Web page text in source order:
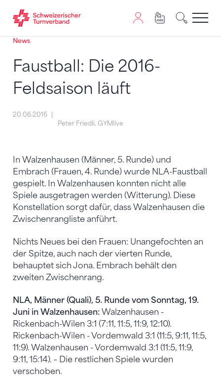
Zum Inhalt springen
Zur Sitemap navigieren
Zum Navigieren dieser Seite wird JavaScript benötigt.
News
Faustball: Die 2016-
Feldsaison läuft
20.06.2016
Peter Friedli, GYMlive
In Walzenhausen (Männer, 5. Runde) und
Embrach (Frauen, 4. Runde) wurde NLA-Faustball
gespielt. In Walzenhausen konnten nicht alle
Spiele ausgetragen werden (Witterung). Diese
Konstellation sorgt dafür, dass Walzenhausen die
Zwischenrangliste anführt.
Nichts Neues bei den Frauen: Unangefochten an
der Spitze, auch nach der vierten Runde,
behauptet sich Jona. Embrach behält den
zweiten Zwischenrang.
NLA, Männer (Quali), 5. Runde vom Sonntag, 19.
Juni in Walzenhausen: Walzenhausen -
Rickenbach-Wilen 3:1 (7:11, 11:5, 11:9, 12:10).
Rickenbach-Wilen - Vordemwald 3:1 (11:5, 9:11, 11:5,
11:9). Walzenhausen - Vordemwald 3:1 (11:5, 11:9,
9:11, 15:14). – Die restlichen Spiele wurden
verschoben.